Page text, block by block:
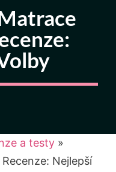
a testy »
Nejlepší